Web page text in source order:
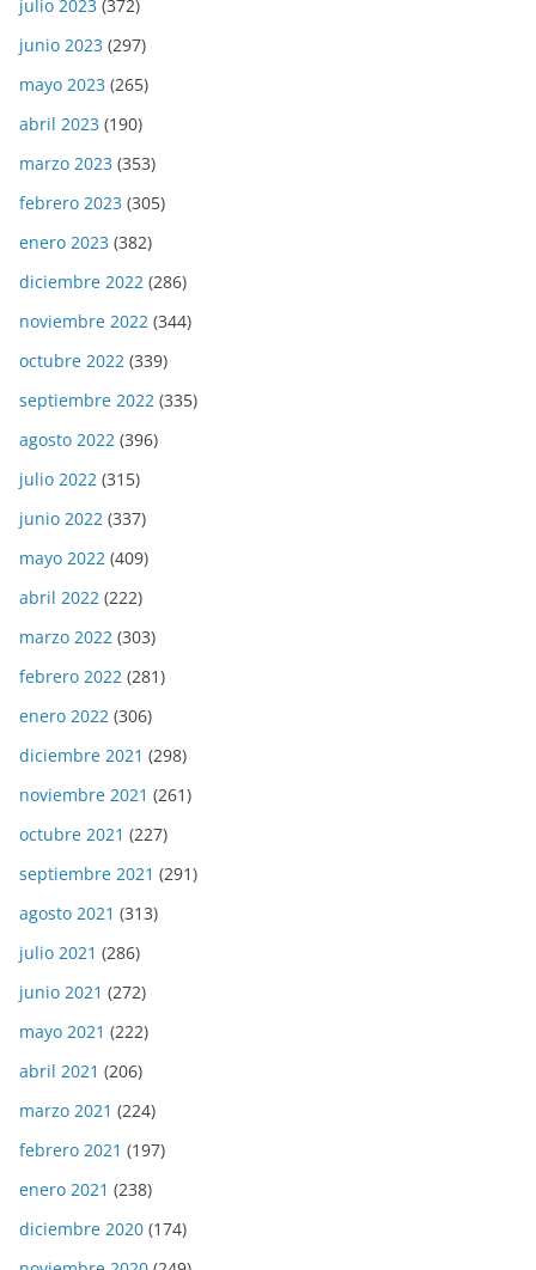
julio 2023 (372)
junio 2023 (297)
mayo 2023 (265)
abril 2023 (190)
marzo 2023 (353)
febrero 2023 (305)
enero 2023 (382)
diciembre 2022 (286)
noviembre 2022 (344)
octubre 2022 (339)
septiembre 2022 (335)
agosto 2022 (396)
julio 2022 (315)
junio 2022 (337)
mayo 2022 (409)
abril 2022 (222)
marzo 2022 (303)
febrero 2022 (281)
enero 2022 (306)
diciembre 2021 (298)
noviembre 2021 (261)
octubre 2021 (227)
septiembre 2021 (291)
agosto 2021 (313)
julio 2021 (286)
junio 2021 (272)
mayo 2021 (222)
abril 2021 (206)
marzo 2021 (224)
febrero 2021 (197)
enero 2021 (238)
diciembre 2020 (174)